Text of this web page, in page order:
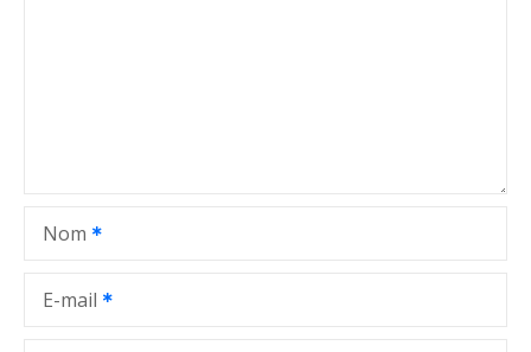
Nom
E-mail